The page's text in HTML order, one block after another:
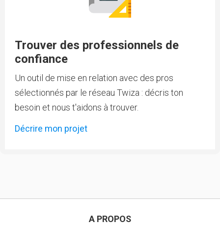
Trouver des professionnels de
confiance
Un outil de mise en relation avec des pros
sélectionnés par le réseau Twiza : décris ton
besoin et nous t'aidons à trouver.
Décrire mon projet
A PROPOS